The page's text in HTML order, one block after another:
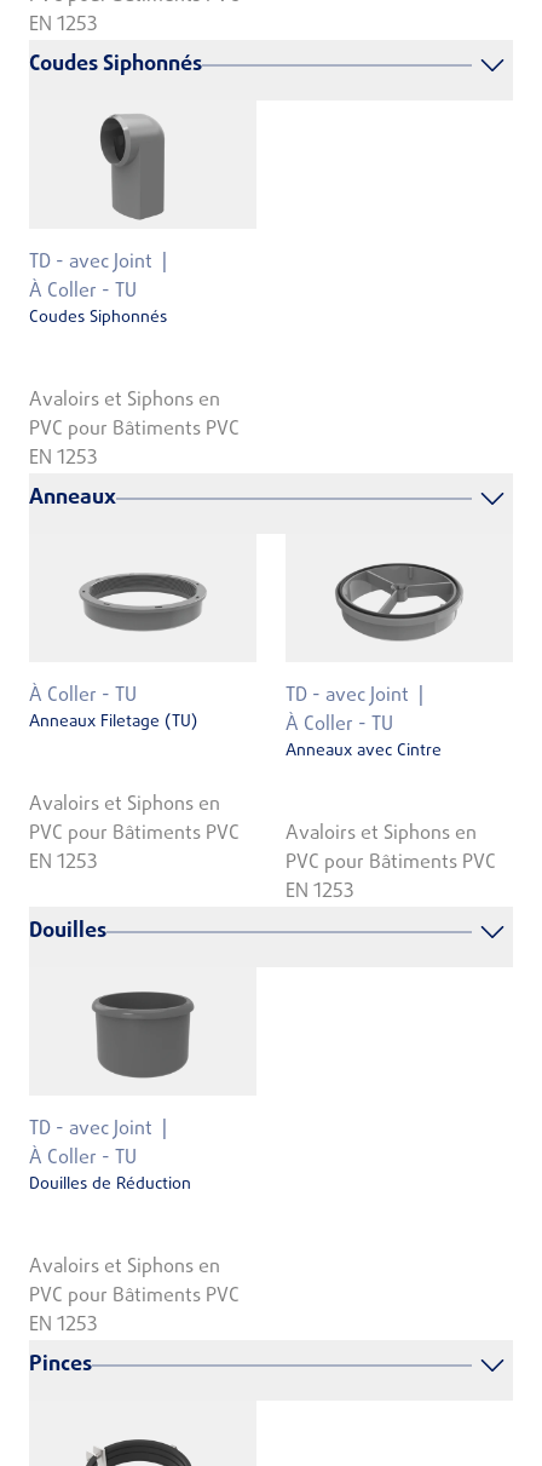
EN 1253
Coudes Siphonnés
TD - avec Joint
À Coller - TU
Coudes Siphonnés
Avaloirs et Siphons en
PVC pour Bâtiments PVC
EN 1253
Anneaux
À Coller - TU
Anneaux Filetage (TU)
Avaloirs et Siphons en
PVC pour Bâtiments PVC
EN 1253
TD - avec Joint
À Coller - TU
Anneaux avec Cintre
Avaloirs et Siphons en
PVC pour Bâtiments PVC
EN 1253
Douilles
TD - avec Joint
À Coller - TU
Douilles de Réduction
Avaloirs et Siphons en
PVC pour Bâtiments PVC
EN 1253
Pinces